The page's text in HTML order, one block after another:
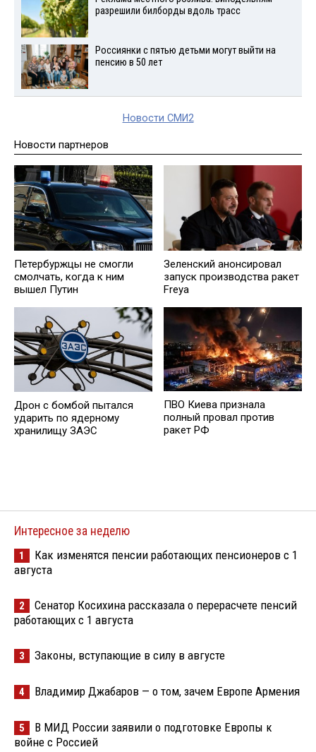
разрешили билборды вдоль трасс
Россиянки с пятью детьми могут выйти на
пенсию в 50 лет
Новости СМИ2
Новости партнеров
Петербуржцы не смогли
смолчать, когда к ним
вышел Путин
Зеленский анонсировал
запуск производства ракет
Freya
Дрон с бомбой пытался
ударить по ядерному
хранилищу ЗАЭС
ПВО Киева признала
полный провал против
ракет РФ
Интересное за неделю
1
Как изменятся пенсии работающих пенсионеров с 1
августа
2
Сенатор Косихина рассказала о перерасчете пенсий
работающих с 1 августа
3 Законы, вступающие в силу в августе
4 Владимир Джабаров — о том, зачем Европе Армения
5
В МИД России заявили о подготовке Европы к
войне с Россией